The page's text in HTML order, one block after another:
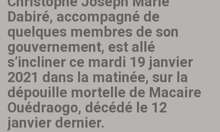
Dabiré, accompagné de
quelques membres de son
gouvernement, est allé
s’incliner ce mardi 19 janvier
2021 dans la matinée, sur la
dépouille mortelle de Macaire
Ouédraogo, décédé le 12
janvier dernier.